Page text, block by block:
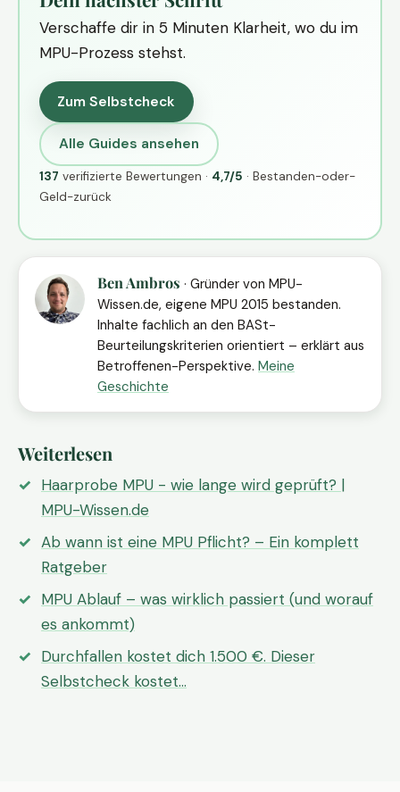
Verschaffe dir in 5 Minuten Klarheit, wo du im
MPU-Prozess stehst.
Zum Selbstcheck
Alle Guides ansehen
137 verifizierte Bewertungen · 4,7/5 · Bestanden-oder-
Geld-zurück
Ben Ambros · Gründer von MPU-
Wissen.de, eigene MPU 2015 bestanden.
Inhalte fachlich an den BASt-
Beurteilungskriterien orientiert – erklärt aus
Betroffenen-Perspektive. Meine
Geschichte
Weiterlesen
Haarprobe MPU - wie lange wird geprüft? |
MPU-Wissen.de
Ab wann ist eine MPU Pflicht? – Ein komplett
Ratgeber
MPU Ablauf – was wirklich passiert (und worauf
es ankommt)
Durchfallen kostet dich 1.500 €. Dieser
Selbstcheck kostet…